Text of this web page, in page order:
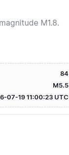
M1.8.
84
M5.5
07-19 11:00:23 UTC